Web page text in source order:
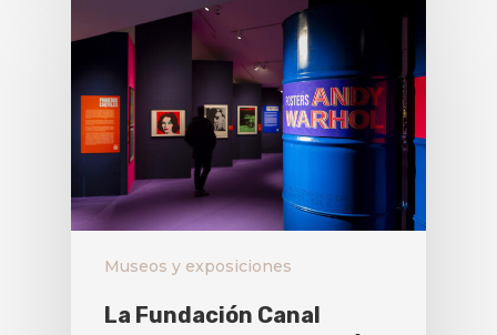
Museos y exposiciones
La Fundación Canal